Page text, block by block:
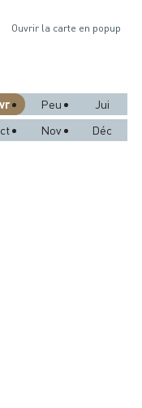
Ouvrir la carte en popup
Peu
Jui
Nov Déc